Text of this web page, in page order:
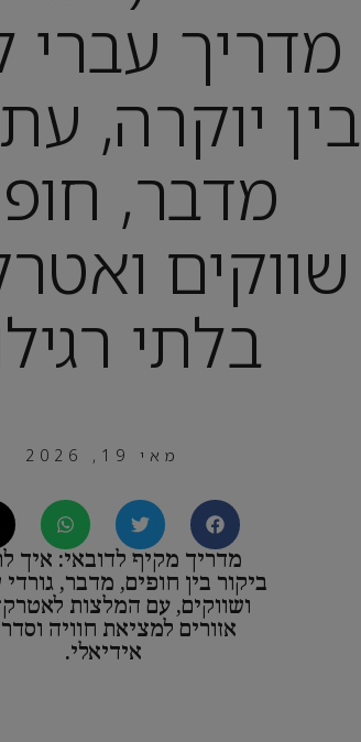
מדריך
בין יוקרה,
מדבר,
שווקים
בלתי
מאי 19, 2026
מדריך מקיף לדובאי: איך
ביקור בין חופים, מדבר,
ושווקים, עם המלצות
אזורים למציאת חוויה וסדר
אידיאלי.